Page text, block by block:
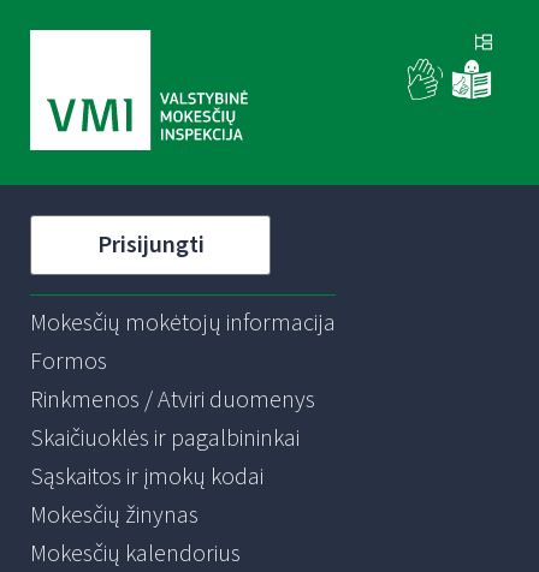
Prisijungti
Mokesčių mokėtojų informacija
Formos
Rinkmenos / Atviri duomenys
Skaičiuoklės ir pagalbininkai
Sąskaitos ir įmokų kodai
Mokesčių žinynas
Mokesčių kalendorius